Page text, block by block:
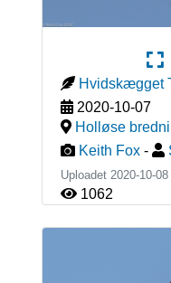
Hvidskægget
2020-10-07
Holløse
Keith Fox -
Uploadet 2020-10-
1062